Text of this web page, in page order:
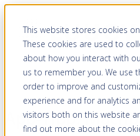
This website stores cookies
These cookies are used to
about how you interact with
us to remember you. We use
order to improve and
experience and for analytics
visitors both on this website
find out more about the
App-Tipp: